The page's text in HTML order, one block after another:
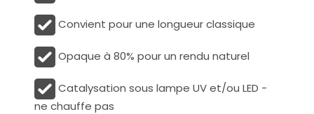
Convient pour une longueur classique
Opaque à 80% pour un rendu naturel
Catalysation sous lampe UV et/ou LED -
ne chauffe pas